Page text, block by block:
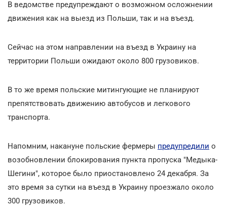
В ведомстве предупреждают о возможном осложнении
движения как на выезд из Польши, так и на въезд.
Сейчас на этом направлении на въезд в Украину на
территории Польши ожидают около 800 грузовиков.
В то же время польские митингующие не планируют
препятствовать движению автобусов и легкового
транспорта.
Напомним, накануне польские фермеры предупредили о
возобновлении блокирования пункта пропуска "Медыка-
Шегини", которое было приостановлено 24 декабря. За
это время за сутки на въезд в Украину проезжало около
300 грузовиков.